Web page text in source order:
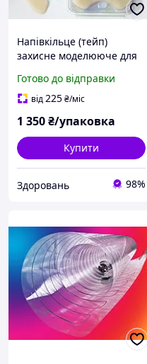
Напівкільце (тейп)
захисне моделююче для
Hydro 30шт
Готово до відправки
від225₴/міс
1 350₴/упаковка
Купити
Здоровань 98%